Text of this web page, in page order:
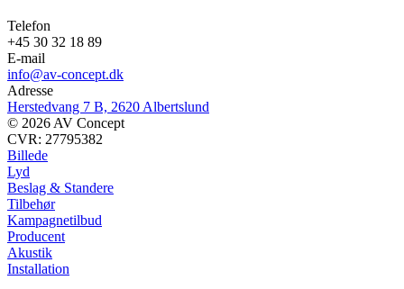
Telefon
+45 30 32 18 89
E-mail
info@av-concept.dk
Adresse
Herstedvang 7 B, 2620 Albertslund
© 2026 AV Concept
CVR: 27795382
Billede
Lyd
Beslag & Standere
Tilbehør
Kampagnetilbud
Producent
Akustik
Installation